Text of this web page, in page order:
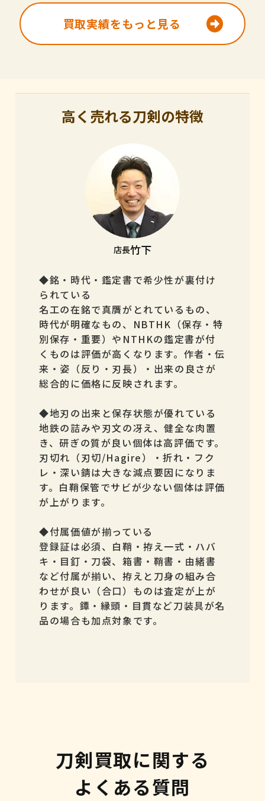
買取実績をもっと見る
高く売れる刀剣の特徴
店長竹下
◆銘・時代・鑑定書で希少性が裏付け
られている
名工の在銘で真贋がとれているもの、
時代が明確なもの、NBTHK（保存・特
別保存・重要）やNTHKの鑑定書が付
くものは評価が高くなります。作者・伝
来・姿（反り・刃長）・出来の良さが
総合的に価格に反映されます。
◆地刃の出来と保存状態が優れている
地鉄の詰みや刃文の冴え、健全な肉置
き、研ぎの質が良い個体は高評価です。
刃切れ（刃切/Hagire）・折れ・フク
レ・深い錆は大きな減点要因になりま
す。白鞘保管でサビが少ない個体は評価
が上がります。
◆付属価値が揃っている
登録証は必須、白鞘・拵え一式・ハバ
キ・目釘・刀袋、箱書・鞘書・由緒書
など付属が揃い、拵えと刀身の組み合
わせが良い（合口）ものは査定が上が
ります。鐔・縁頭・目貫など刀装具が名
品の場合も加点対象です。
刀剣買取に関する
よくある質問